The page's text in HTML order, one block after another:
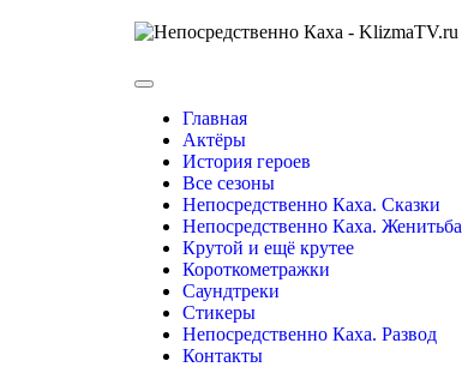
Главная
Актёры
История героев
Все сезоны
Непосредственно Каха. Сказки
Непосредственно Каха. Женитьба
Крутой и ещё крутее
Короткометражки
Саундтреки
Стикеры
Непосредственно Каха. Развод
Контакты